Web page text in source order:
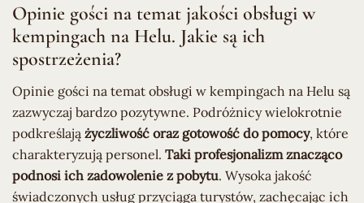
Opinie gości na temat jakości obsługi w
kempingach na Helu. Jakie są ich
spostrzeżenia?
Opinie gości na temat obsługi w kempingach na Helu są
zazwyczaj bardzo pozytywne. Podróżnicy wielokrotnie
podkreślają życzliwość oraz gotowość do pomocy, które
charakteryzują personel. Taki profesjonalizm znacząco
podnosi ich zadowolenie z pobytu. Wysoka jakość
świadczonych usług przyciąga turystów, zachęcając ich